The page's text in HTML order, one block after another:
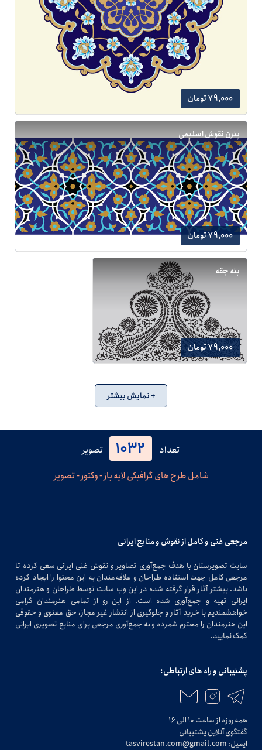
79,000 تومان
پترن نقوش اسلیمی
79,000 تومان
بته جقه
79,000 تومان
+ نمایش بیشتر
تعداد 1032
تصویر
شامل طرح های گرافیکی لایه باز - وکتور - تصویر
مرجعی غنی و کامل از نقوش و منابع ایرانی
سایت تصویرستان با هدف جمع‌آوری تصاویر و نقوش غنی ایرانی سعی کرده تا
مرجعی کامل جهت استفاده طراحان و علاقه‌مندان به این محتوا را ایجاد کرده
باشد. بیشتر آثار قرار گرفته شده در این وب سایت توسط طراحان و هنرمندان
ایرانی تهیه و جمع‌آوری شده است. از این رو از تمامی هنرمندان گرامی
خواهشمندیم با خرید آثار و جلوگیری از انتشار غیر مجاز، حق معنوی و حقوقی
این هنرمندان را محترم شمرده و به جمع‌آوری مرجعی برای منابع تصویری ایرانی
کمک نمایید.
پشتیبانی و راه های ارتباطی:
همه روزه از ساعت ۱۰ الی ۱۶
گفتگوی آنلاین پشتیبانی
ایمیل: tasvirestan.com@gmail.com